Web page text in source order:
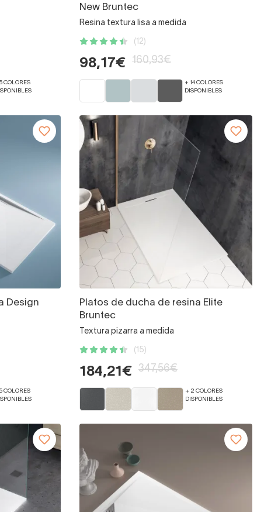
COLORES
New Bruntec
Resina textura lisa a medida
(12)
98,17€ 160,93€
+ 14 COLORES
DISPONIBLES
Design
COLORES
Platos de ducha de resina Elite
Bruntec
Textura pizarra a medida
(15)
184,21€ 347,56€
+ 2 COLORES
DISPONIBLES